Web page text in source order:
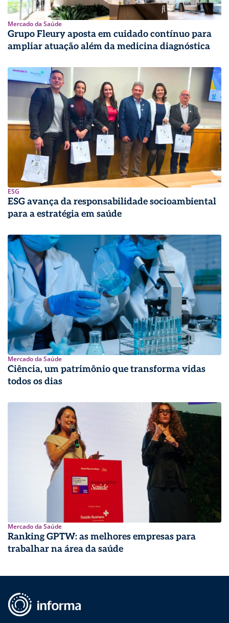
Mercado da Saúde
Grupo Fleury aposta em cuidado contínuo para
ampliar atuação além da medicina diagnóstica
ESG
ESG avança da responsabilidade socioambiental
para a estratégia em saúde
Mercado da Saúde
Ciência, um patrimônio que transforma vidas
todos os dias
Mercado da Saúde
Ranking GPTW: as melhores empresas para
trabalhar na área da saúde